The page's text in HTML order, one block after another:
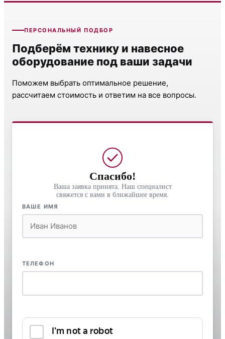
ПЕРСОНАЛЬНЫЙ ПОДБОР
Подберём технику и навесное
оборудование под ваши задачи
Поможем выбрать оптимальное решение,
рассчитаем стоимость и ответим на все вопросы.
Спасибо!
Ваша заявка принята. Наш специалист
свяжется с вами в ближайшее время.
ВАШЕ ИМЯ
ТЕЛЕФОН